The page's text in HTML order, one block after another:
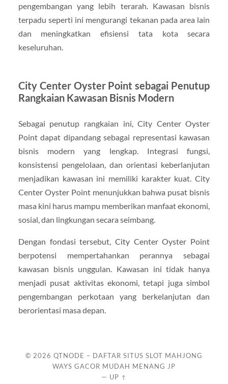
pengembangan yang lebih terarah. Kawasan bisnis
terpadu seperti ini mengurangi tekanan pada area lain
dan meningkatkan efisiensi tata kota secara
keseluruhan.
City Center Oyster Point sebagai Penutup
Rangkaian Kawasan Bisnis Modern
Sebagai penutup rangkaian ini, City Center Oyster
Point dapat dipandang sebagai representasi kawasan
bisnis modern yang lengkap. Integrasi fungsi,
konsistensi pengelolaan, dan orientasi keberlanjutan
menjadikan kawasan ini memiliki karakter kuat. City
Center Oyster Point menunjukkan bahwa pusat bisnis
masa kini harus mampu memberikan manfaat ekonomi,
sosial, dan lingkungan secara seimbang.
Dengan fondasi tersebut, City Center Oyster Point
berpotensi mempertahankan perannya sebagai
kawasan bisnis unggulan. Kawasan ini tidak hanya
menjadi pusat aktivitas ekonomi, tetapi juga simbol
pengembangan perkotaan yang berkelanjutan dan
berorientasi masa depan.
© 2026 QTNODE – DAFTAR SITUS SLOT MAHJONG
WAYS GACOR MUDAH MENANG JP
— UP ↑